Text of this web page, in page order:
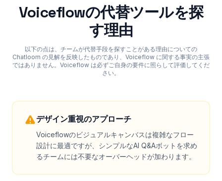
Voiceflowの代替ツールを探
す理由
以下の点は、チームが代替手段を探すことがある理由についての
Chatloom の見解を反映したものであり、Voiceflow に関する事実の主張
ではありません。Voiceflow は必ずご自身の要件に照らして評価してくだ
さい。
デザイン重視のアプローチ
Voiceflowのビジュアルキャンバスは複雑なフロー
設計に最適ですが、シンプルなAI Q&Aボットを求め
るチームには不要なオーバーヘッドが加わります。